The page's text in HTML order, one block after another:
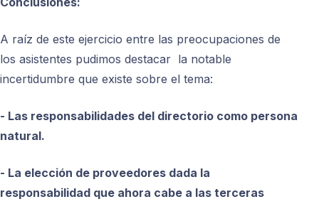
A raíz de este ejercicio entre las preocupaciones de
los asistentes pudimos destacar la notable
incertidumbre que existe sobre el tema:
- Las responsabilidades del directorio como persona
natural.
- La elección de proveedores dada la
responsabilidad que ahora cabe a las terceras